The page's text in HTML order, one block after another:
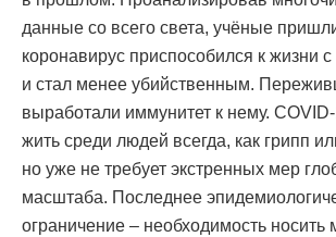
данные со всего света, учёные
коронавирус приспособился к жизни
и стал менее убийственным.
выработали иммунитет к нему.
жить среди людей всегда, как грипп
но уже не требует экстренных мер
масштаба. Последнее
ограничение – необходимость носить